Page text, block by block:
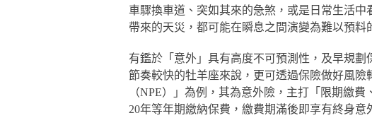
車驟換車道、突如其來的急煞，或是日常生活
帶來的天災，都可能在瞬息之間演變為難以預料
有鑑於「意外」具有高度不可預測性，及早規
節奏較快的牡羊座來說，更可透過保險做好風
（NPE）」為例，其為意外險，主打「限期繳
20年等年期繳納保費，繳費期滿後即享有終身意